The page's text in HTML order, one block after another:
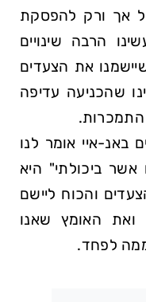
אך ורק להפסקת
הרבה שינויים
את הצעדים
שהכניעה עדיפה
באנ-איי אומר לנו
ביכולתי
היא
והכוח ליישם
ואת האומץ שאנו
ממה לפחד.